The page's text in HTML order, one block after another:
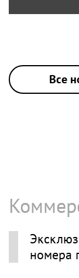
Все
номера